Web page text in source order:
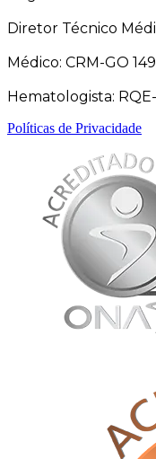
Diretor Técnico
Médico: CRM-GO
Hematologista:
Políticas de Privacidade